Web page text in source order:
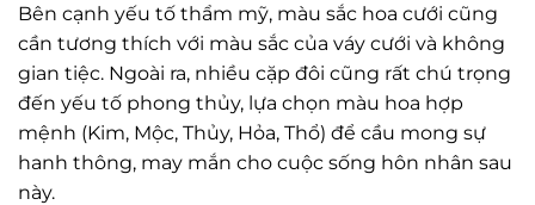
Bên cạnh yếu tố thẩm mỹ, màu sắc hoa cưới cũng
cần tương thích với màu sắc của váy cưới và không
gian tiệc. Ngoài ra, nhiều cặp đôi cũng rất chú trọng
đến yếu tố phong thủy, lựa chọn màu hoa hợp
mệnh (Kim, Mộc, Thủy, Hỏa, Thổ) để cầu mong sự
hanh thông, may mắn cho cuộc sống hôn nhân sau
này.